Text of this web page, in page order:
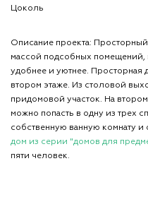
Цоколь
Описание проекта:
массой подсобных помещений,
удобнее и уютнее. Просторная
втором этаже. Из столовой
придомовой участок. На
можно попасть в одну из трех
собственную ванную комнату
дом из серии "домов для
пяти человек.